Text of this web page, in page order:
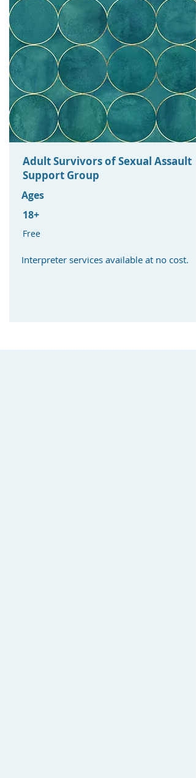
Adult Survivors of Sexual Assault
Support Group
Ages
18+
Free
Interpreter services available at no cost. ​​